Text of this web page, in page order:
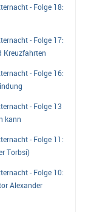
- Folge 18:
- Folge 17:
Kreuzfahrten
- Folge 16:
- Folge 13
kann
- Folge 11:
Torbsi)
- Folge 10:
Alexander